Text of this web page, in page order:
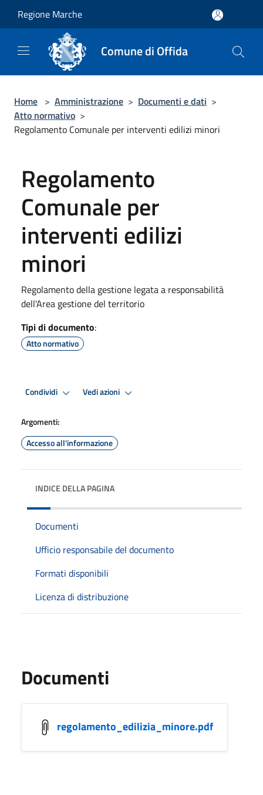
Regione Marche
Comune di Offida
Home > Amministrazione > Documenti e dati >
Atto normativo >
Regolamento Comunale per interventi edilizi minori
Regolamento
Comunale per
interventi edilizi
minori
Regolamento della gestione legata a responsabilità
dell'Area gestione del territorio
Tipi di documento:
Atto normativo
Condividi Vedi azioni
Argomenti:
Accesso all'informazione
INDICE DELLA PAGINA
Documenti
Ufficio responsabile del documento
Formati disponibili
Licenza di distribuzione
Documenti
regolamento_edilizia_minore.pdf